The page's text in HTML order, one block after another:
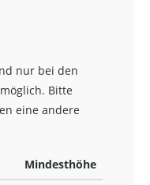
nur bei den
Bitte
eine andere
Mindesthöhe